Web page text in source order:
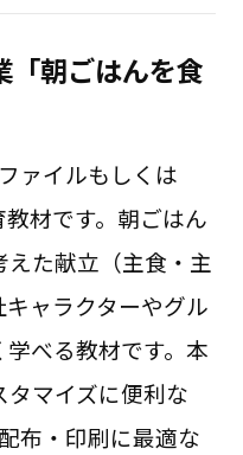
「朝ごはんを食
ァイルもしくは
材です。朝ごはん
た献立（主食・主
ャラクターやグル
べる教材です。本
マイズに便利な
布・印刷に最適な